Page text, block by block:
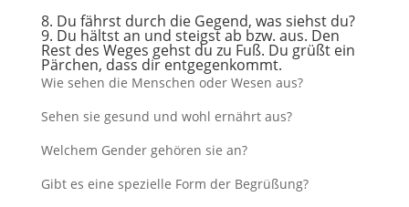
8. Du fährst durch die Gegend, was siehst du?
9. Du hältst an und steigst ab bzw. aus. Den
Rest des Weges gehst du zu Fuß. Du grüßt ein
Pärchen, dass dir entgegenkommt.
Wie sehen die Menschen oder Wesen aus?
Sehen sie gesund und wohl ernährt aus?
Welchem Gender gehören sie an?
Gibt es eine spezielle Form der Begrüßung?